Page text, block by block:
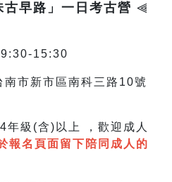
古早路」一日考古營 ⫷
15:30
市新市區南科三路10號
年級(含)以上 ， 歡迎成人
報名頁面留下陪同成人的